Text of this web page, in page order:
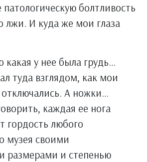
болтливость
лжи. И куда же мои глаза
какая у нее была грудь…
туда взглядом, как мои
отключались. А ножки…
каждая ее нога
гордость любого
музея своими
размерами и степенью